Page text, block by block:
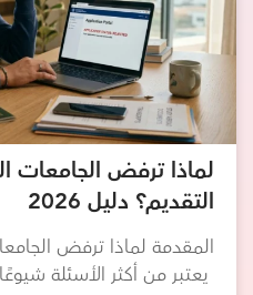
لماذا ترفض الجامعات
التقديم؟ دليل 2026
المقدمة لماذا ترفض
يعتبر من أكثر الأسئلة